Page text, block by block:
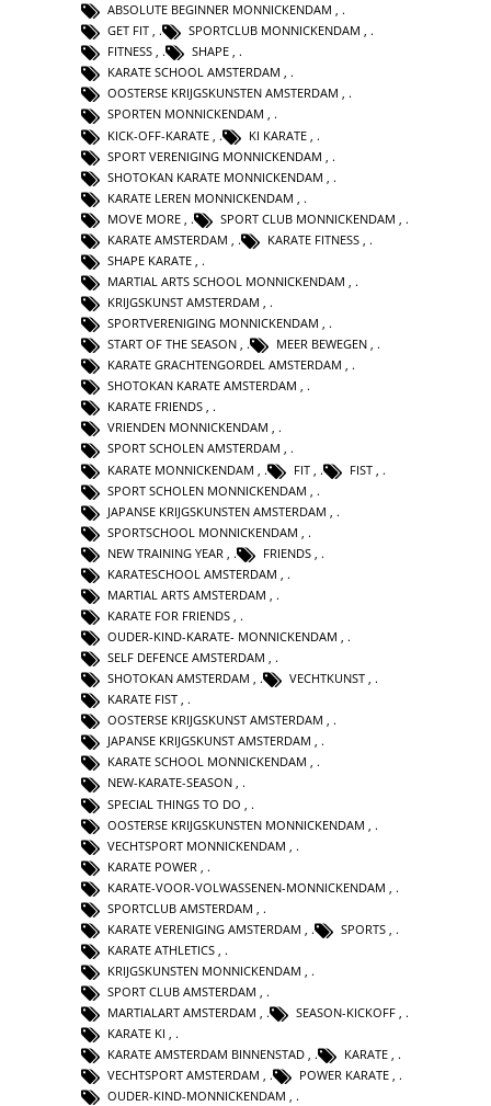
ABSOLUTE BEGINNER MONNICKENDAM ,
GET FIT , SPORTCLUB MONNICKENDAM ,
FITNESS , SHAPE ,
KARATE SCHOOL AMSTERDAM ,
OOSTERSE KRIJGSKUNSTEN AMSTERDAM ,
SPORTEN MONNICKENDAM ,
KICK-OFF-KARATE
KI KARATE
SPORT VERENIGING MONNICKENDAM
SHOTOKAN KARATE MONNICKENDAM
KARATE LEREN MONNICKENDAM
MOVE MORE
SPORT CLUB MONNICKENDAM
KARATE AMSTERDAM
KARATE FITNESS
SHAPE KARATE
MARTIAL ARTS SCHOOL MONNICKENDAM
KRIJGSKUNST AMSTERDAM ,
SPORTVERENIGING MONNICKENDAM ,
START OF THE SEASON , MEER BEWEGEN ,
KARATE GRACHTENGORDEL AMSTERDAM ,
SHOTOKAN KARATE AMSTERDAM ,
KARATE FRIENDS ,
VRIENDEN MONNICKENDAM ,
SPORT SCHOLEN AMSTERDAM ,
KARATE MONNICKENDAM
FIT FIST
SPORT SCHOLEN MONNICKENDAM
JAPANSE KRIJGSKUNSTEN AMSTERDAM
SPORTSCHOOL MONNICKENDAM
NEW TRAINING YEAR
FRIENDS
KARATESCHOOL AMSTERDAM
MARTIAL ARTS AMSTERDAM
KARATE FOR FRIENDS
OUDER-KIND-KARATE- MONNICKENDAM ,
SELF DEFENCE AMSTERDAM ,
SHOTOKAN AMSTERDAM , VECHTKUNST ,
KARATE FIST ,
OOSTERSE KRIJGSKUNST AMSTERDAM ,
JAPANSE KRIJGSKUNST AMSTERDAM ,
KARATE SCHOOL MONNICKENDAM ,
NEW-KARATE-SEASON ,
SPECIAL THINGS TO DO
OOSTERSE KRIJGSKUNSTEN MONNICKENDAM
VECHTSPORT MONNICKENDAM
KARATE POWER
KARATE-VOOR-VOLWASSENEN-MONNICKENDAM
SPORTCLUB AMSTERDAM
KARATE VERENIGING AMSTERDAM
SPORTS
KARATE ATHLETICS
KRIJGSKUNSTEN MONNICKENDAM ,
SPORT CLUB AMSTERDAM ,
MARTIALART AMSTERDAM , SEASON-KICKOFF ,
KARATE KI ,
KARATE AMSTERDAM BINNENSTAD , KARATE ,
VECHTSPORT AMSTERDAM , POWER KARATE ,
OUDER-KIND-MONNICKENDAM ,